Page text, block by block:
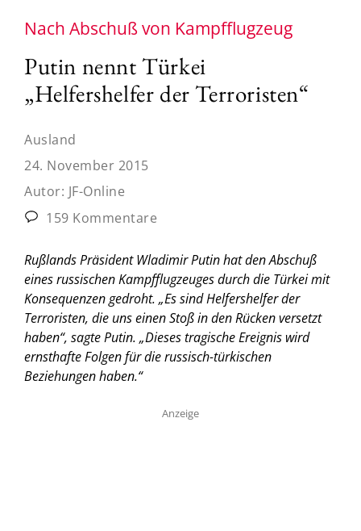
Nach Abschuß von Kampfflugzeug
Putin nennt Türkei
„Helfershelfer der Terroristen“
Ausland
24. November 2015
Autor: JF-Online
159 Kommentare
Rußlands Präsident Wladimir Putin hat den Abschuß
eines russischen Kampfflugzeuges durch die Türkei mit
Konsequenzen gedroht. „Es sind Helfershelfer der
Terroristen, die uns einen Stoß in den Rücken versetzt
haben“, sagte Putin. „Dieses tragische Ereignis wird
ernsthafte Folgen für die russisch-türkischen
Beziehungen haben.“
Anzeige